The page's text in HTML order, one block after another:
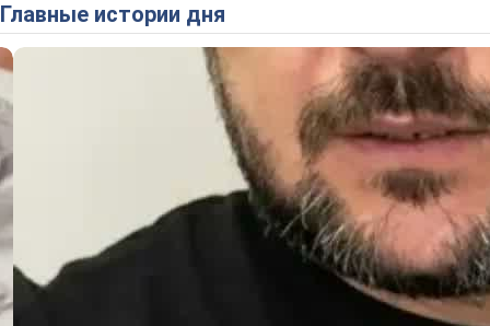
Главные истории дня